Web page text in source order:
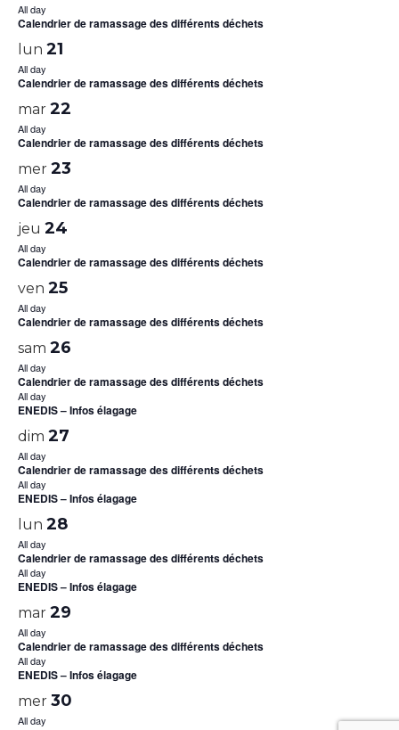
All day
Calendrier de ramassage des différents déchets
lun 21
All day
Calendrier de ramassage des différents déchets
mar 22
All day
Calendrier de ramassage des différents déchets
mer 23
All day
Calendrier de ramassage des différents déchets
jeu 24
All day
Calendrier de ramassage des différents déchets
ven 25
All day
Calendrier de ramassage des différents déchets
sam 26
All day
Calendrier de ramassage des différents déchets
All day
ENEDIS – Infos élagage
dim 27
All day
Calendrier de ramassage des différents déchets
All day
ENEDIS – Infos élagage
lun 28
All day
Calendrier de ramassage des différents déchets
All day
ENEDIS – Infos élagage
mar 29
All day
Calendrier de ramassage des différents déchets
All day
ENEDIS – Infos élagage
mer 30
All day